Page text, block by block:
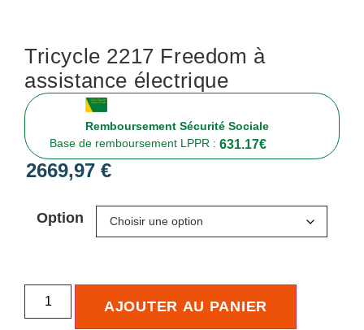
Tricycle 2217 Freedom à
assistance électrique
Remboursement Sécurité Sociale
Base de remboursement LPPR : 631.17€
2669,97 €
Option
AJOUTER AU PANIER